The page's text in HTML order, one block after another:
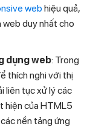
web hiệu quả,
web duy nhất cho
dụng web: Trong
thích nghi với thị
liên tục xử lý các
hiện của HTML5
nền tảng ứng